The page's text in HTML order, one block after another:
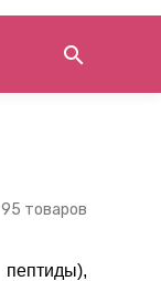
search
95 товаров